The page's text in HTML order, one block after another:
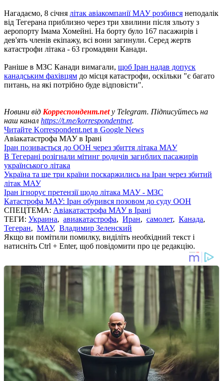
Нагадаємо, 8 січня літак авіакомпанії МАУ розбився неподалік
від Тегерана приблизно через три хвилини після зльоту з
аеропорту Імама Хомейні. На борту було 167 пасажирів і
дев'ять членів екіпажу, всі вони загинули. Серед жертв
катастрофи літака - 63 громадяни Канади.
Раніше в МЗС Канади вимагали, щоб Іран надав допуск
канадським фахівцям до місця катастрофи, оскільки "є багато
питань, на які потрібно буде відповісти".
Новини від Корреспондент.net у Telegram. Підписуйтесь на
наш канал https://t.me/korrespondentnet.
Читайте Korrespondent.net в Google News
Авіакатастрофа МАУ в Ірані
Іран позивається до ООН через збиття літака МАУ
В Тегерані розігнали мітинг родичів загиблих пасажирів
українського літака
Україна та ще три країни поскаржились на Іран через збитий
літак МАУ
Іран ігнорує претензії щодо літака МАУ - МЗС
Катастрофа МАУ: Іран обурився позовом до суду ООН
СПЕЦТЕМА: Авіакатастрофа МАУ в Ірані
ТЕГИ: Украина, авиакатастрофа, Иран, самолет, Канада,
Тегеран, МАУ, Владимир Зеленский
Якщо ви помітили помилку, виділіть необхідний текст і
натисніть Ctrl + Enter, щоб повідомити про це редакцію.